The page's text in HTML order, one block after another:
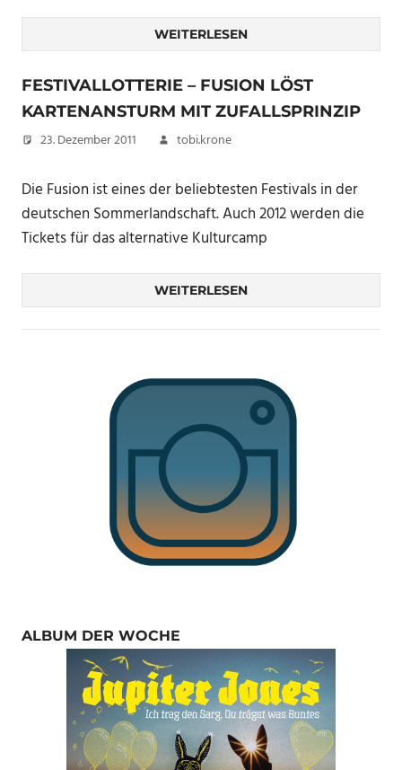
WEITERLESEN
FESTIVALLOTTERIE – FUSION LÖST
KARTENANSTURM MIT ZUFALLSPRINZIP
23. Dezember 2011 tobi.krone
Die Fusion ist eines der beliebtesten Festivals in der
deutschen Sommerlandschaft. Auch 2012 werden die
Tickets für das alternative Kulturcamp
WEITERLESEN
ALBUM DER WOCHE